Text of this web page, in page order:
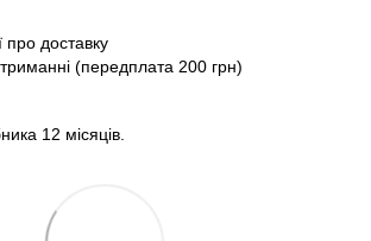
про доставку
(передплата 200 грн)
12 місяців.